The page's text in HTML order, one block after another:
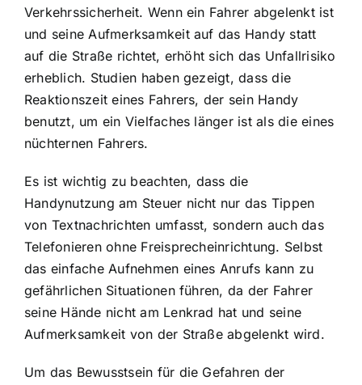
Verkehrssicherheit. Wenn ein Fahrer abgelenkt ist
und seine Aufmerksamkeit auf das Handy statt
auf die Straße richtet, erhöht sich das Unfallrisiko
erheblich. Studien haben gezeigt, dass die
Reaktionszeit eines Fahrers, der sein Handy
benutzt, um ein Vielfaches länger ist als die eines
nüchternen Fahrers.
Es ist wichtig zu beachten, dass die
Handynutzung am Steuer nicht nur das Tippen
von Textnachrichten umfasst, sondern auch das
Telefonieren ohne Freisprecheinrichtung. Selbst
das einfache Aufnehmen eines Anrufs kann zu
gefährlichen Situationen führen, da der Fahrer
seine Hände nicht am Lenkrad hat und seine
Aufmerksamkeit von der Straße abgelenkt wird.
Um das Bewusstsein für die Gefahren der